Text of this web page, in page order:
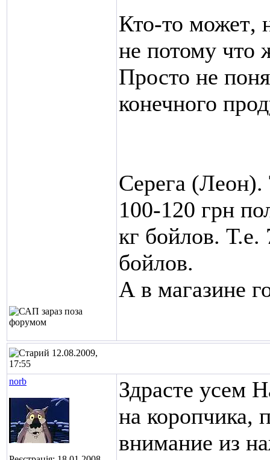
Кто-то может,
не потому что
Просто не
конечного
Серега (Леон).
100-120 грн
кг бойлов. Т.е.
бойлов.
А в магазине
12.08.2009,
17:55
norb
Здрасте усем
на коропчика,
внимание из